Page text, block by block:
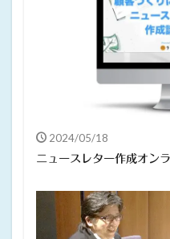
2024/05/18
ニュースレター作成オン